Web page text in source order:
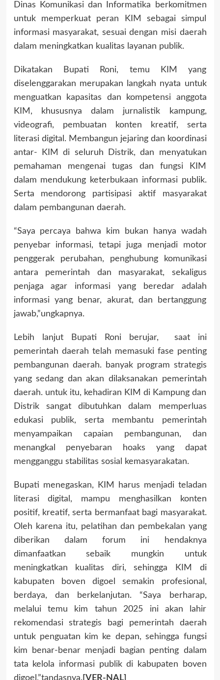
Dinas Komunikasi dan Informatika berkomitmen
untuk memperkuat peran KIM sebagai simpul
informasi masyarakat, sesuai dengan misi daerah
dalam meningkatkan kualitas layanan publik.
Dikatakan Bupati Roni, temu KIM yang
diselenggarakan merupakan langkah nyata untuk
menguatkan kapasitas dan kompetensi anggota
KIM, khususnya dalam jurnalistik kampung,
videografi, pembuatan konten kreatif, serta
literasi digital. Membangun jejaring dan koordinasi
antar- KIM di seluruh Distrik, dan menyatukan
pemahaman mengenai tugas dan fungsi KIM
dalam mendukung keterbukaan informasi publik.
Serta mendorong partisipasi aktif masyarakat
dalam pembangunan daerah.
“Saya percaya bahwa kim bukan hanya wadah
penyebar informasi, tetapi juga menjadi motor
penggerak perubahan, penghubung komunikasi
antara pemerintah dan masyarakat, sekaligus
penjaga agar informasi yang beredar adalah
informasi yang benar, akurat, dan bertanggung
jawab,”ungkapnya.
Lebih lanjut Bupati Roni berujar, saat ini
pemerintah daerah telah memasuki fase penting
pembangunan daerah. banyak program strategis
yang sedang dan akan dilaksanakan pemerintah
daerah. untuk itu, kehadiran KIM di Kampung dan
Distrik sangat dibutuhkan dalam memperluas
edukasi publik, serta membantu pemerintah
menyampaikan capaian pembangunan, dan
menangkal penyebaran hoaks yang dapat
mengganggu stabilitas sosial kemasyarakatan.
Bupati menegaskan, KIM harus menjadi teladan
literasi digital, mampu menghasilkan konten
positif, kreatif, serta bermanfaat bagi masyarakat.
Oleh karena itu, pelatihan dan pembekalan yang
diberikan dalam forum ini hendaknya
dimanfaatkan sebaik mungkin untuk
meningkatkan kualitas diri, sehingga KIM di
kabupaten boven digoel semakin profesional,
berdaya, dan berkelanjutan. “Saya berharap,
melalui temu kim tahun 2025 ini akan lahir
rekomendasi strategis bagi pemerintah daerah
untuk penguatan kim ke depan, sehingga fungsi
kim benar-benar menjadi bagian penting dalam
tata kelola informasi publik di kabupaten boven
digoel,”tandasnya. [VER-NAL]